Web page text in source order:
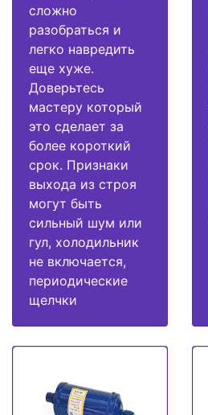
сложно
разобраться и
легко навредить
еще хуже.
Доверьтесь
мастеру который
это сделает за
более короткий
срок. Признаки
выхода из строя
могут быть
сильный шум или
гул, холодильник
не включается,
периодические
щелчки